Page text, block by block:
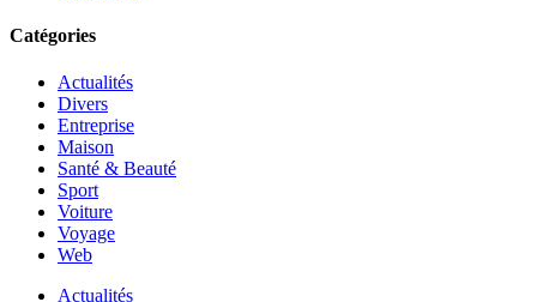
Catégories
Actualités
Divers
Entreprise
Maison
Santé & Beauté
Sport
Voiture
Voyage
Web
Actualités